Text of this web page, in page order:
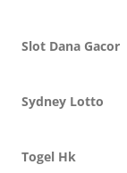
Slot Dana Gacor
Sydney Lotto
Togel Hk